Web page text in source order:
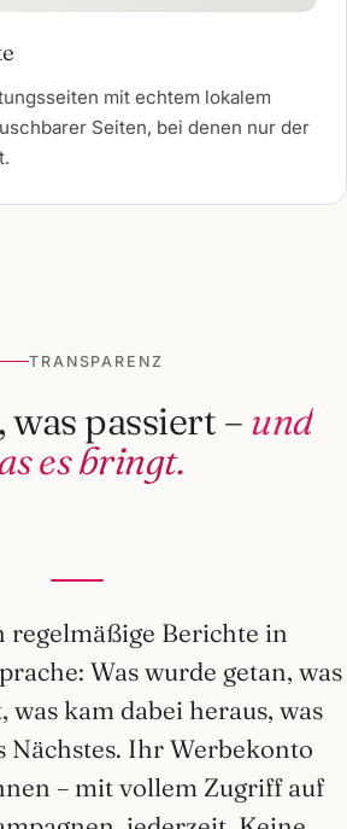
mit echtem lokalem
Seiten, bei denen nur der
TRANSPARENZ
was passiert – und
es bringt.
regelmäßige Berichte in
Was wurde getan, was
was kam dabei heraus, was
Nächstes. Ihr Werbekonto
– mit vollem Zugriff auf